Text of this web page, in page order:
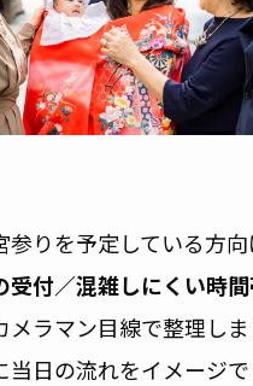
りを予定している方向
受付／混雑しにくい時
メラマン目線で整理し
日の流れをイメージで